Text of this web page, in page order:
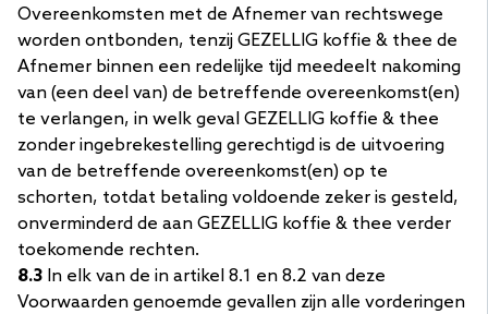
Overeenkomsten met de Afnemer van rechtswege
worden ontbonden, tenzij GEZELLIG koffie & thee de
Afnemer binnen een redelijke tijd meedeelt nakoming
van (een deel van) de betreffende overeenkomst(en)
te verlangen, in welk geval GEZELLIG koffie & thee
zonder ingebrekestelling gerechtigd is de uitvoering
van de betreffende overeenkomst(en) op te
schorten, totdat betaling voldoende zeker is gesteld,
onverminderd de aan GEZELLIG koffie & thee verder
toekomende rechten.
8.3 In elk van de in artikel 8.1 en 8.2 van deze
Voorwaarden genoemde gevallen zijn alle vorderingen